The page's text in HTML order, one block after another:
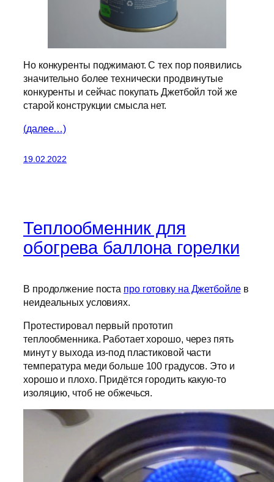
Но конкуренты поджимают. С тех пор появились
значительно более технически продвинутые
конкуренты и сейчас покупать Джетбойл той же
старой конструкции смысла нет.
(далее…)
19.02.2022
Теплообменник для
обогрева баллона горелки
В продолжение поста про готовку на Джетбойлев
неидеальных условиях.
Протестировал первый прототип
теплообменника. Работает хорошо, через пять
минут у выхода из-под пластиковой части
температура меди больше 100 градусов. Это и
хорошо и плохо. Придётся городить какую-то
изоляцию, чтоб не обжечься.